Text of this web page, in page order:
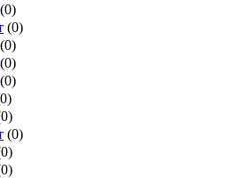
(0)
(0)
(0)
(0)
(0)
0)
0)
(0)
0)
0)